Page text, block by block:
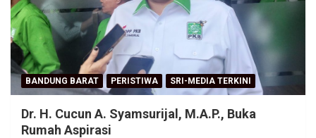
BANDUNG BARAT PERISTIWA SRI-MEDIA TERKINI
Dr. H. Cucun A. Syamsurijal, M.A.P., Buka
Rumah Aspirasi